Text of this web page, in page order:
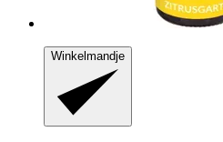
Winkelmandje